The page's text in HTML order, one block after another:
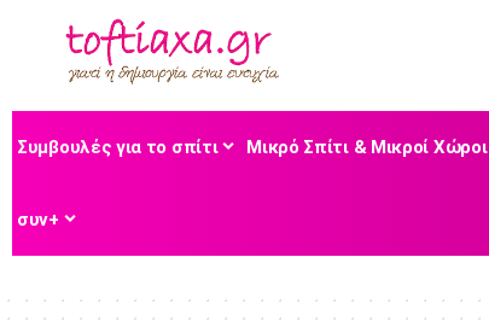
Συμβουλές για το σπίτι Μικρό Σπίτι & Μικροί Χώροι
συν+